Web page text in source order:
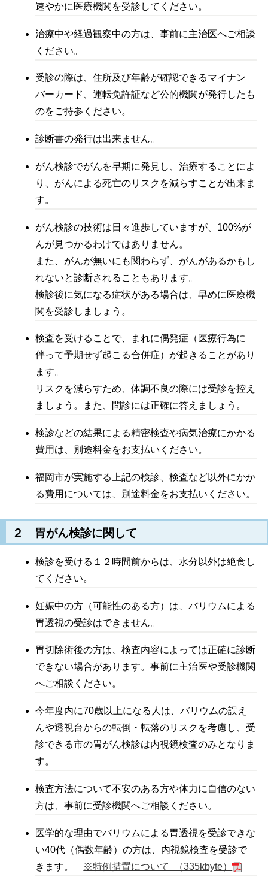
速やかに医療機関を受診してください。
治療中や経過観察中の方は、事前に主治医へご相談
ください。
受診の際は、住所及び年齢が確認できるマイナン
バーカード、運転免許証など公的機関が発行したも
のをご持参ください。
診断書の発行は出来ません。
がん検診でがんを早期に発見し、治療することによ
り、がんによる死亡のリスクを減らすことが出来ま
す。
がん検診の技術は日々進歩していますが、100%が
んが見つかるわけではありません。
また、がんが無いにも関わらず、がんがあるかもし
れないと診断されることもあります。
検診後に気になる症状がある場合は、早めに医療機
関を受診しましょう。
検査を受けることで、まれに偶発症（医療行為に
伴って予期せず起こる合併症）が起きることがあり
ます。
リスクを減らすため、体調不良の際には受診を控え
ましょう。また、問診には正確に答えましょう。
検診などの結果による精密検査や病気治療にかかる
費用は、別途料金をお支払いください。
福岡市が実施する上記の検診、検査など以外にかか
る費用については、別途料金をお支払いください。
２ 胃がん検診に関して
検診を受ける１２時間前からは、水分以外は絶食し
てください。
妊娠中の方（可能性のある方）は、バリウムによる
胃透視の受診はできません。
胃切除術後の方は、検査内容によっては正確に診断
できない場合があります。事前に主治医や受診機関
へご相談ください。
今年度内に70歳以上になる人は、バリウムの誤え
んや透視台からの転倒・転落のリスクを考慮し、受
診できる市の胃がん検診は内視鏡検査のみとなりま
す。
検査方法について不安のある方や体力に自信のない
方は、事前に受診機関へご相談ください。
医学的な理由でバリウムによる胃透視を受診できな
い40代（偶数年齢）の方は、内視鏡検査を受診で
きます。
※特例措置について （335kbyte）